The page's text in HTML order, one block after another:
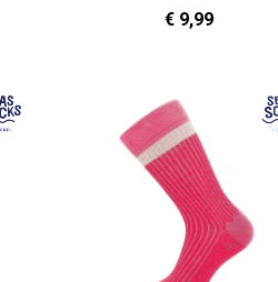
€ 9,99
Winkelwagen